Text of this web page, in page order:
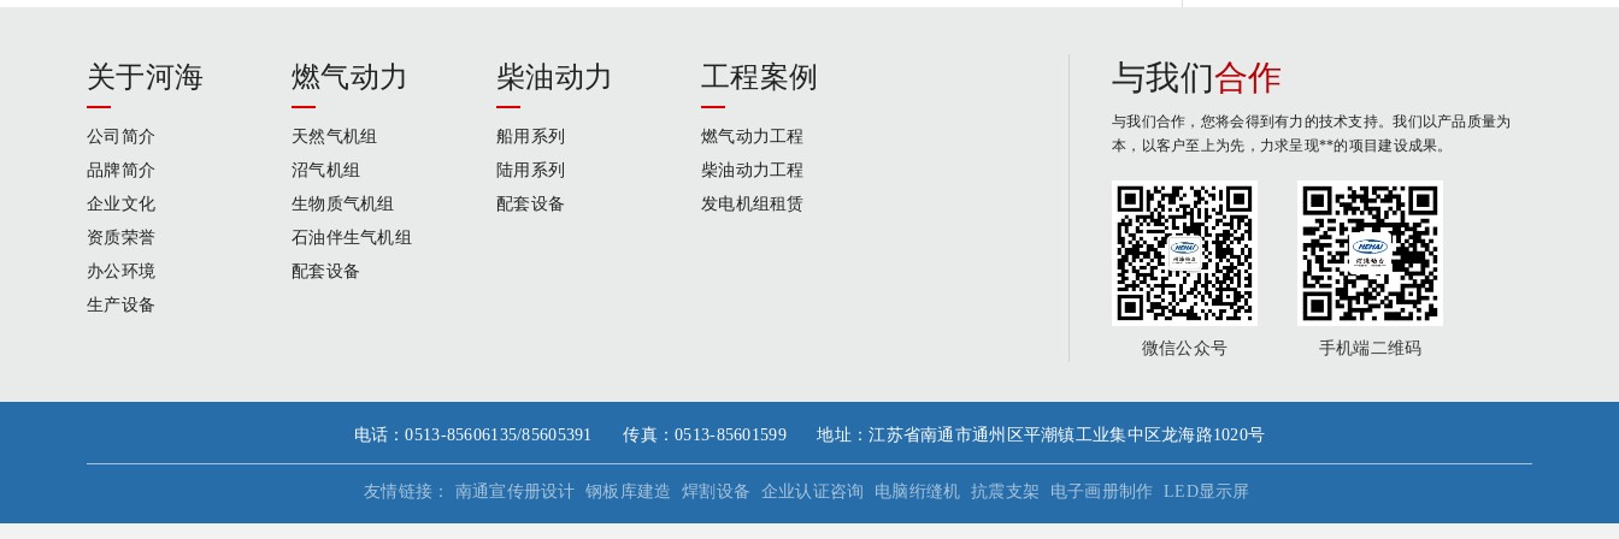
关于河海
公司简介
品牌简介
企业文化
资质荣誉
办公环境
生产设备
燃气动力
天然气机组
沼气机组
生物质气机组
石油伴生气机组
配套设备
柴油动力
船用系列
陆用系列
配套设备
工程案例
燃气动力工程
柴油动力工程
发电机组租赁
与我们合作
与我们合作，您将会得到有力的技术支持。我们以产品质量为
本，以客户至上为先，力求呈现**的项目建设成果。
微信公众号 手机端二维码
电话：0513-85606135/85605391 传真：0513-85601599 地址：江苏省南通市通州区平潮镇工业集中区龙海路1020号
友情链接： 南通宣传册设计 钢板库建造 焊割设备 企业认证咨询 电脑绗缝机 抗震支架 电子画册制作 LED显示屏